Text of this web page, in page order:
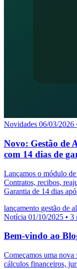
Novidades 06/03/2026
Novo: Gestão de
com 14 dias de
Lançamos o módulo
Contratos, recibos,
Garantia de 14 dias
lançamento gestão de
Notícia 01/10/2025 • 3
Bem-vindo ao
Começamos uma nova
cálculos financeiros,